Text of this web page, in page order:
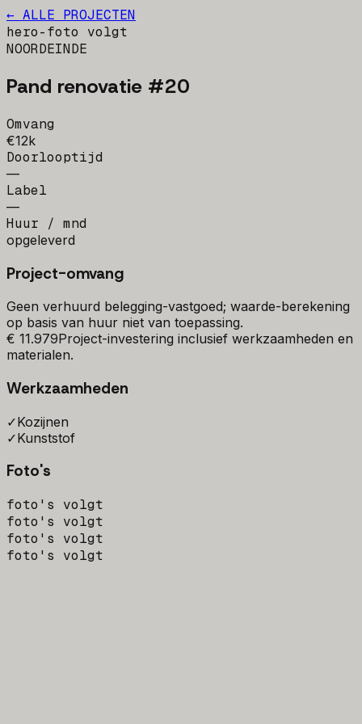
← ALLE PROJECTEN
hero-foto volgt
NOORDEINDE
Pand renovatie #20
Omvang
€12k
Doorlooptijd
—
Label
—
Huur / mnd
opgeleverd
Project-omvang
Geen verhuurd belegging-vastgoed; waarde-berekening
op basis van huur niet van toepassing.
€ 11.979Project-investering inclusief werkzaamheden en
materialen.
Werkzaamheden
✓Kozijnen
✓Kunststof
Foto's
foto's volgt
foto's volgt
foto's volgt
foto's volgt